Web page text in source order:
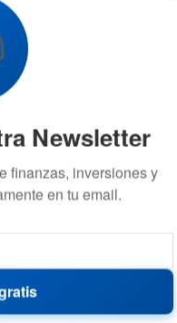
el
las
allá de exponer
solo propuso
Asimismo, el
Rusia.
Entre otras
crea un gasto de
Newsletter
finanzas, inversiones y
en tu email.